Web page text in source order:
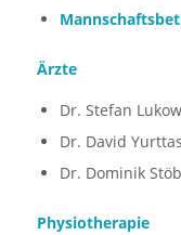
Ärzte
Dr. Stefan
Dr. David Yurttas
Dr. Dominik
Physiotherapie